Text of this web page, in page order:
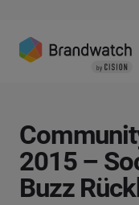
2015 –
Buzz